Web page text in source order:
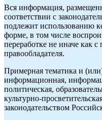
Вся информация,
соответствии с
подлежит использованию
форме, в том числе
переработке не иначе как
правообладателя.
Примерная тематика и
информационная,
политическая,
культурно-
законодательством